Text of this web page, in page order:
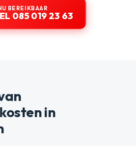
BEREIKBAAR
085 019 23 63
in